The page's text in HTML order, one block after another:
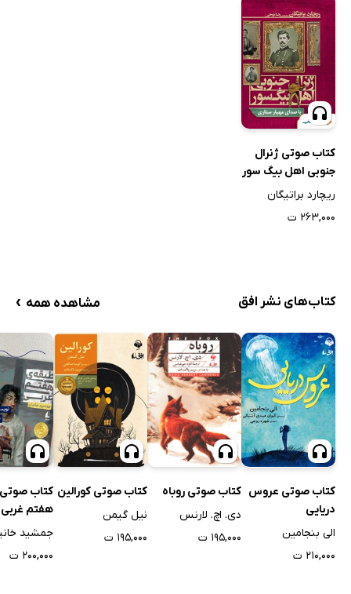
کتاب صوتی ژنرال
جنوبی اهل بیگ سور
ریچارد براتیگان
۲۶۳,۰۰۰ ت
کتاب‌های نشر افق مشاهده همه ›
کتاب صوتی عروس
دریایی
الی بنجامین
۲۱۰,۰۰۰ ت
کتاب صوتی روباه
دی. اچ. لارنس
۱۹۵,۰۰۰ ت
کتاب صوتی کورالین
نیل گیمن
۱۹۵,۰۰۰ ت
کتاب
هفتم غربی
جمشید
۲۰۰,۰۰۰ ت